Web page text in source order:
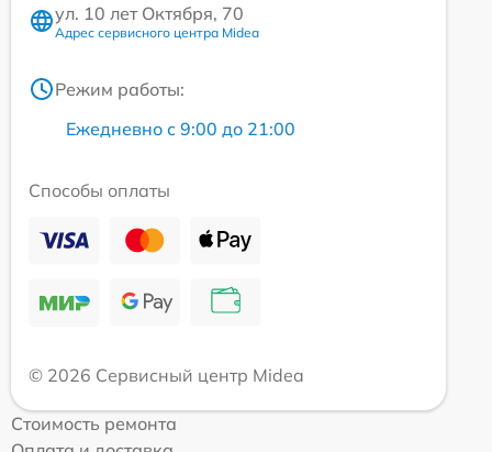
ул. 10 лет Октября, 70
Адрес сервисного центра Midea
Режим работы:
Ежедневно с 9:00 до 21:00
Способы оплаты
© 2026 Сервисный центр Midea
Стоимость ремонта